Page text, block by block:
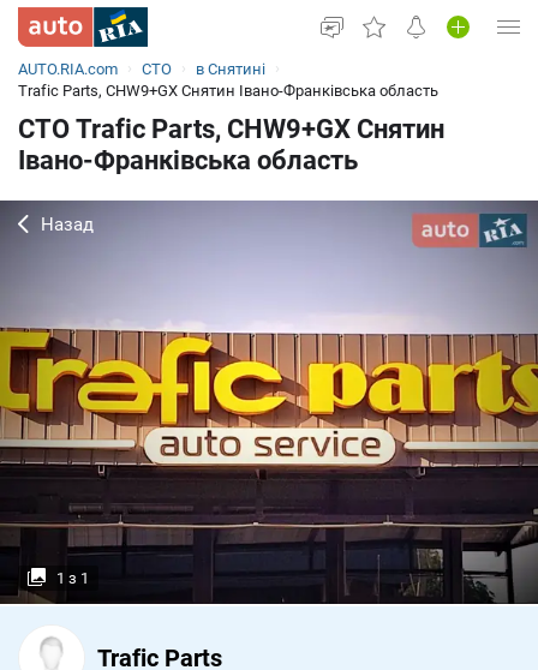
Увійти в кабінет
Вживані авто
Нові авто
Новини
AUTO.RIA.com СТО
в Снятині
Trafic Parts, CHW9+GX Снятин Івано-Франківська область
СТО Trafic Parts, CHW9+GX Снятин
Івано-Франківська область
Назад
1 з 1
Trafic Parts